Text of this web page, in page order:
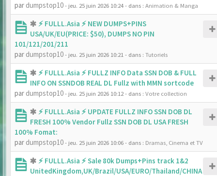
par dumpstop10- jeu. 25 juin 2026 10:24- dans : Animation & Manga
⚡ FULLL.Asia ⚡ NEW DUMPS+PINS
USA/UK/EU(PRICE: $50), DUMPS NO PIN
101/121/201/211
par dumpstop10- jeu. 25 juin 2026 10:21 - dans : Tutoriels
⚡ FULLL.Asia ⚡ FULLZ INFO Data SSN DOB & FULL
INFO ON SSNDOB REAL DL Fullz with MMN sortcode
par dumpstop10- jeu. 25 juin 2026 10:12- dans : Votre collection
⚡ FULLL.Asia ⚡ UPDATE FULLZ INFO SSN DOB DL
FRESH 100% Vendor Fullz SSN DOB DL USA FRESH
100% Fomat:
par dumpstop10- jeu. 25 juin 2026 10:06- dans : Dramas, Cinema et TV
⚡ FULLL.Asia ⚡ Sale 80k Dumps+Pins track 1&2
UnitedKingdom,UK/Brazil/USA/EURO/Thailand/CHINA